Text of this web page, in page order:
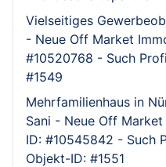
Vielseitiges
- Neue Off Market
#10520768 - Such
#1549
Mehrfamilienhaus in
Sani - Neue Off
ID: #10545842 - Such
Objekt-ID: #1551